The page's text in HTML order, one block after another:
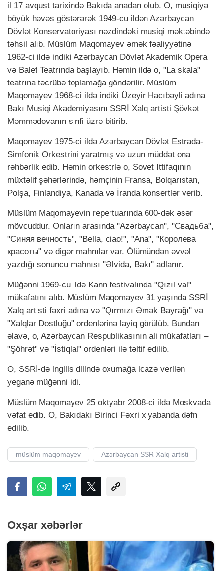
il 17 avqust tarixində Bakıda anadan olub. O, musiqiyə
böyük həvəs göstərərək 1949-cu ildən Azərbaycan
Dövlət Konservatoriyası nəzdindəki musiqi məktəbində
təhsil alıb. Müslüm Maqomayev əmək fəaliyyətinə
1962-ci ildə indiki Azərbaycan Dövlət Akademik Opera
və Balet Teatrında başlayıb. Həmin ildə o, "La skala"
teatrına təcrübə toplamağa göndərilir. Müslüm
Maqomayev 1968-ci ildə indiki Üzeyir Hacıbəyli adına
Bakı Musiqi Akademiyasını SSRİ Xalq artisti Şövkət
Məmmədovanın sinfi üzrə bitirib.
Maqomayev 1975-ci ildə Azərbaycan Dövlət Estrada-
Simfonik Orkestrini yaratmış və uzun müddət ona
rəhbərlik edib. Həmin orkestrlə o, Sovet İttifaqının
müxtəlif şəhərlərində, həmçinin Fransa, Bolqarıstan,
Polşa, Finlandiya, Kanada və İranda konsertlər verib.
Müslüm Maqomayevin repertuarında 600-dək əsər
mövcuddur. Onların arasında "Azərbaycan", "Свадьба",
"Синяя вечность", "Bella, ciao!", "Ana", "Королева
красоты" və digər mahnılar var. Ölümündən əvvəl
yazdığı sonuncu mahnısı "Əlvida, Bakı" adlanır.
Müğənni 1969-cu ildə Kann festivalında "Qızıl val"
mükafatını alıb. Müslüm Maqomayev 31 yaşında SSRİ
Xalq artisti fəxri adına və "Qırmızı Əmək Bayrağı" və
"Xalqlar Dostluğu" ordenlərinə layiq görülüb. Bundan
əlavə, o, Azərbaycan Respublikasının ali mükafatları –
"Şöhrət" və "İstiqlal" ordenləri ilə təltif edilib.
O, SSRİ-də ingilis dilində oxumağa icazə verilən
yeganə müğənni idi.
Müslüm Maqomayev 25 oktyabr 2008-ci ildə Moskvada
vəfat edib. O, Bakıdakı Birinci Fəxri xiyabanda dəfn
edilib.
müslüm maqomayev Azərbaycan SSR Xalq artisti
Oxşar xəbərlər